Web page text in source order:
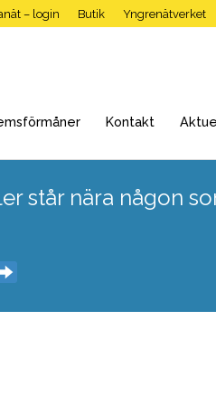
– login Butik Yngrenätverket
Kontakt
står nära någon